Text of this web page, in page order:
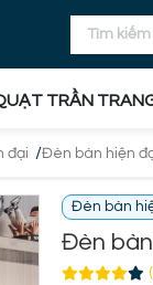
TRẦN
đại /Đèn bàn hiện
Đèn bàn
Đèn